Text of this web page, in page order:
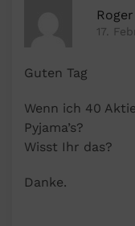
Roger
17.
Guten Tag
Wenn ich 40
Pyjama’s?
Wisst Ihr das?
Danke.